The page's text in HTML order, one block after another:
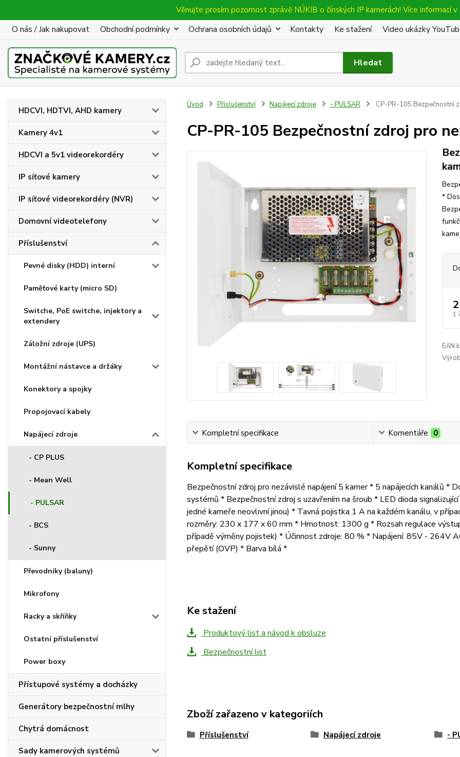
Věnujte prosím pozornost zprávě NÚKIB o čínských IP kamerách! Více informací v
O nás / Jak nakupovat Obchodní podmínky Ochrana osobních údajů Kontakty Ke stažení Video ukázky
Hledat
HDCVI, HDTVI, AHD kamery
Kamery 4v1
HDCVI a 5v1 videorekordéry
IP síťové kamery
IP síťové videorekordéry (NVR)
Domovní videotelefony
Příslušenství
Pevné disky (HDD) interní
Paměťové karty (micro SD)
Switche, PoE switche, injektory a
extendery
Záložní zdroje (UPS)
Montážní nástavce a držáky
Konektory a spojky
Propojovací kabely
Napájecí zdroje
- CP PLUS
- Mean Well
- PULSAR
- BCS
- Sunny
Převodníky (baluny)
Mikrofony
Racky a skříňky
Ostatní příslušenství
Power boxy
Přístupové systémy a docházky
Generátory bezpečnostní mlhy
Chytrá domácnost
Sady kamerových systémů
Úvod Příslušenství Napájecí zdroje - PULSAR CP-PR-105 Bezpečnostní
CP-PR-105 Bezpečnostní zdroj pro
*
1
EAN
Kompletní specifikace Komentáře 0
Kompletní specifikace
Bezpečnostní zdroj pro nezávislé napájení 5 kamer * 5 napájecích kanálů *
systémů * Bezpečnostní zdroj s uzavřením na šroub * LED dioda
jedné kameře neovlivní jinou) * Tavná pojistka 1 A na každém kanálu, v
rozměry: 230 x 177 x 60 mm * Hmotnost: 1300 g * Rozsah regulace
případě výměny pojistek) * Účinnost zdroje: 80 % * Napájení: 85V - 264V
přepětí (OVP) * Barva bílá *
Ke stažení
Produktový list a návod k obsluze
Bezpečnostní list
Zboží zařazeno v kategoriích
Příslušenství Napájecí zdroje -